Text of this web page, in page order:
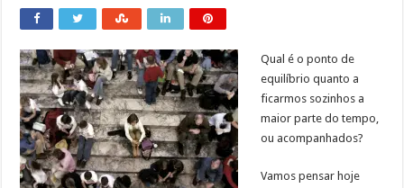
Qual é o ponto de
equilíbrio quanto a
ficarmos sozinhos a
maior parte do tempo,
ou acompanhados?
Vamos pensar hoje